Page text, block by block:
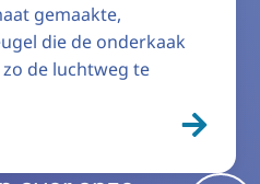
gemaakte,
die de onderkaak
de luchtweg te